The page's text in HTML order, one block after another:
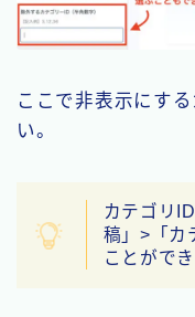
ここで非表示にす
い。
カテゴリ
稿」>「カ
ことができ